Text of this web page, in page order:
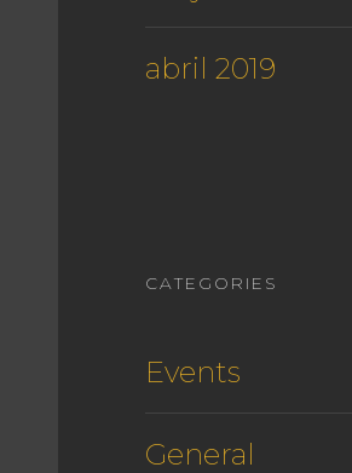
abril 2019
CATEGORIES
Events
General